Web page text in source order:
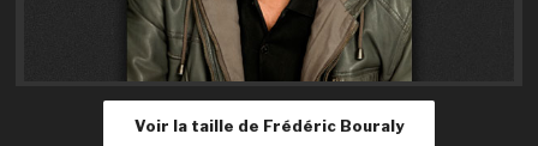
Voir la taille de Frédéric Bouraly